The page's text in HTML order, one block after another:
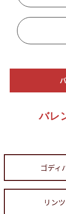
バレ
ゴディ
リンツ